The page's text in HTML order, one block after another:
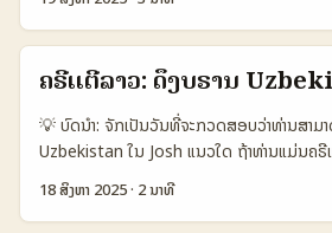
engagement ສູງ, ແຕ່ຄ່າ PR ແລະຄ່າຂົນສົ່ງສາ
ຄຳນັບເຖິງແມ່ນ shippingແລະ lead time ເພາະ
PR ເທົ່າໄປ. ...
Echelon ທີ່ເກີດຂຶ້ນໃນ Singapore ແລະອິ່ມເຕີ
ແລະແນວໂຕທີ່ເຮັດໃຫ້ການເປີດປ່ອຍຂອງ
📊 ສາຍຕາຂໍ້ມູນ — ອະທິບາຍແລະການເປີດໃຊ້
(Singapore) Instagram Reels
audience ກຸ່ມອາຍຸຫຼາຍກັບມຸມມອງເທັນຊັນ ຕົວຈິ
ດີສໍາລັບການຄົ້ນຫາແລະວິດີໂອຍືນ 📈
viral ທົດສອບ algorithm + social graph
growth) ໃນຕະຫຼອດຕະກໍາຫວຽດນາມ? ບໍ່ໃຫ້ຕອ
ເຮັດໄດ້ດຽວກັນ — ຕ້ອງມີແຜນ, ການຄົ້ນຫາ, ແລ
ບົດນີ້ຂ້ອຍຈະພາເຈົ້າໄປຈົບຈໍາຂັ້ນຕອນ — ຈາກການ
ການຕິດຕໍ່ອົງການແລະການປັບທົດສອບການຮ່ວມມື
ທີ່ສາມາດນຳໄປໃຊ້ທັນທີ. ພ້ອມແດ່ນໄປກັບຂໍ້ມູນທີ່ສ່ວ
ສຳລັບຕົວເລກລະດັບສາກົນ (ຢ່າງ IDC ແລະຂ່າວທີ່
Content) ເພື່ອເຮັດໃຫ້ແນ່ໃຈວ່າທີ່ແນະນຳນີ້ແມ່ນ
Snapshot Table: ການປຽບທຽບພາລະກິດສໍາ
🧩 Metric Option A: TikTok (VN)
ຄຣີເເຕີລາວ: ດຶງບຣານ
💡 ບົດນໍາ: ຈັກເປັນວັນທີ່ຈະກວດສອບວ່າທ່ານສາມາ
Uzbekistan ໃນ Josh ແນວໃດ ຖ້າທ່ານແມ່ນຄຣີ
ໃໝ່ຂຶ້ນສູ່ສາຍຕາຂອງບຣານຕ່າງປະເທດ ແລະຫາວິ
ບົດນີ້ເຮັດເພື່ອຕອບຄຳຖາມນັ້ນໂດຍຈິງ. ບໍ່ແມ່ນແຕ່ກ
18 ສິງຫາ 2025· 2 ນາທີ